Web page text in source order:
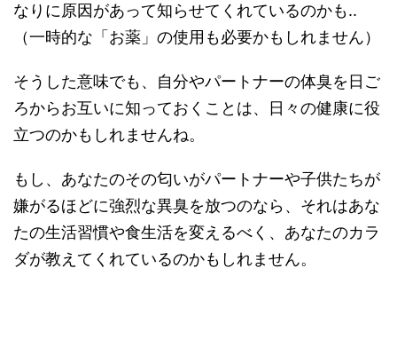
なりに原因があって知らせてくれているのかも..
（一時的な「お薬」の使用も必要かもしれません）
そうした意味でも、自分やパートナーの体臭を日ご
ろからお互いに知っておくことは、日々の健康に役
立つのかもしれませんね。
もし、あなたのその匂いがパートナーや子供たちが
嫌がるほどに強烈な異臭を放つのなら、それはあな
たの生活習慣や食生活を変えるべく、あなたのカラ
ダが教えてくれているのかもしれません。